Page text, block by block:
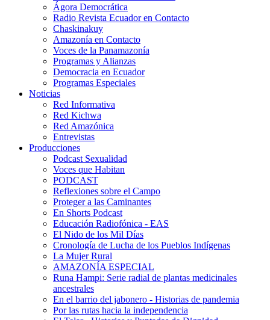
Ágora Democrática
Radio Revista Ecuador en Contacto
Chaskinakuy
Amazonía en Contacto
Voces de la Panamazonía
Programas y Alianzas
Democracia en Ecuador
Programas Especiales
Noticias
Red Informativa
Red Kichwa
Red Amazónica
Entrevistas
Producciones
Podcast Sexualidad
Voces que Habitan
PODCAST
Reflexiones sobre el Campo
Proteger a las Caminantes
En Shorts Podcast
Educación Radiofónica - EAS
El Nido de los Mil Días
Cronología de Lucha de los Pueblos Indígenas
La Mujer Rural
AMAZONÍA ESPECIAL
Runa Hampi: Serie radial de plantas medicinales
ancestrales
En el barrio del jabonero - Historias de pandemia
Por las rutas hacia la independencia